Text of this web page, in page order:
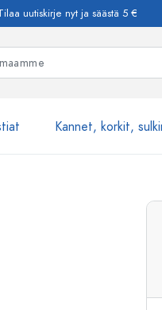
uutiskirje nyt ja säästä 5 €
Kannet, korkit,